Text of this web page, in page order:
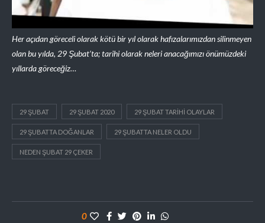
Her açıdan göreceli olarak kötü bir yıl olarak hafızalarımızdan silinmeyen
olan bu yılda, 29 Şubat’ta; tarihi olarak neleri anacağımızı önümüzdeki
yıllarda göreceğiz…
29 ŞUBAT 29 ŞUBAT 2020 29 ŞUBAT TARIHI OLAYLAR
29 ŞUBATTA DOĞANLAR 29 ŞUBATTA NELER OLDU
NEDEN ŞUBAT 29 ÇEKER
0